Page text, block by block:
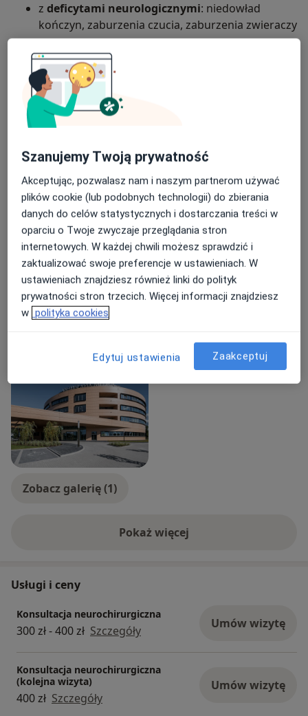
z deficytami neurologicznymi: niedowład
kończyn, zaburzenia czucia, zaburzenia zwieraczy
ztrudnościami w chodzeniu lub utrzymaniu
równowagizwiązanymi z patologią kręgosłupa
po nieskutecznym leczeniu zachowawczym
(fizjoterapia, farmakoterapia ≥ 6–12 tygodni)
operacyjnego(przepuklina dysku z uciskiem
korzenia, stenoza kanału kręgowego,
niestabilność kręgosłupa, nowotwór, infekcja)
znarastającymi objawami neurologicznymi
wymagającymi pilnej oceny
więcejO mnie
Zakres porad
Neurochirurgia
Główne obszary pomocy
Rwa kulszowa
Stenoza kanału kręgowego
Choroby kręgosłupa
Przepuklina kręgosłupa
Pacjenci których przyjmuję
Dorośli (Tylko pod niektórymi adresami)
Rodzaje konsultacji
Zobacz galerię (1)
Pokaż więcejo doświadczeniu
Usługi i ceny
Konsultacja neurochirurgiczna
300 zł - 400 zł Szczegóły Umów wizytę
Konsultacja neurochirurgiczna
(kolejna wizyta)
400 zł Szczegóły
Umów wizytę
Szanujemy Twoją prywatność
Akceptując, pozwalasz nam i naszym partnerom używać
plików cookie (lub podobnych technologii) do zbierania
danych do celów statystycznych i dostarczania treści w
oparciu o Twoje zwyczaje przeglądania stron
internetowych. W każdej chwili możesz sprawdzić i
zaktualizować swoje preferencje w ustawieniach. W
ustawieniach znajdziesz również linki do polityk
prywatności stron trzecich. Więcej informacji znajdziesz
w polityka cookies
Edytuj ustawienia Zaakceptuj